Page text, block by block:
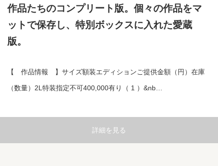
作品たちのコンプリート版。個々の作品をマ
ットで保存し、特別ボックスに入れた愛蔵
版。
【 作品情報 】サイズ額装エディションご提供金額（円）在庫
（数量）2L特装指定不可400,000有り（ 1 ）&nb…
詳細を見る